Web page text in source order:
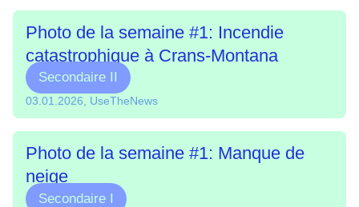
Photo de la semaine #1: Incendie
catastrophique à Crans-Montana
Secondaire II
03.01.2026, UseTheNews
Photo de la semaine #1: Manque de
neige
Secondaire I